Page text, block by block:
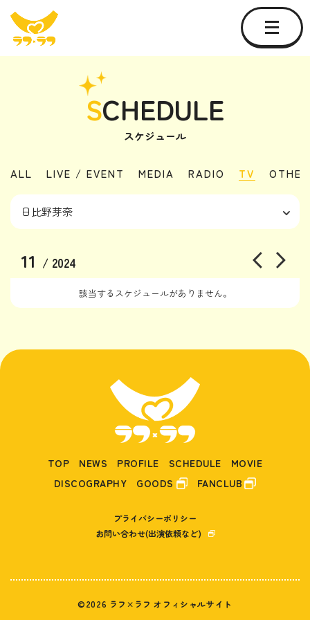
SCHEDULE
スケジュール
ALL LIVE / EVENT MEDIA RADIO TV OTHER
11 / 2024
該当するスケジュールがありません。
TOP NEWS PROFILE SCHEDULE
MOVIE
DISCOGRAPHY
GOODS FANCLUB
プライバシーポリシー
お問い合わせ(出演依頼など)
©2026 ラフ×ラフ オフィシャルサイト